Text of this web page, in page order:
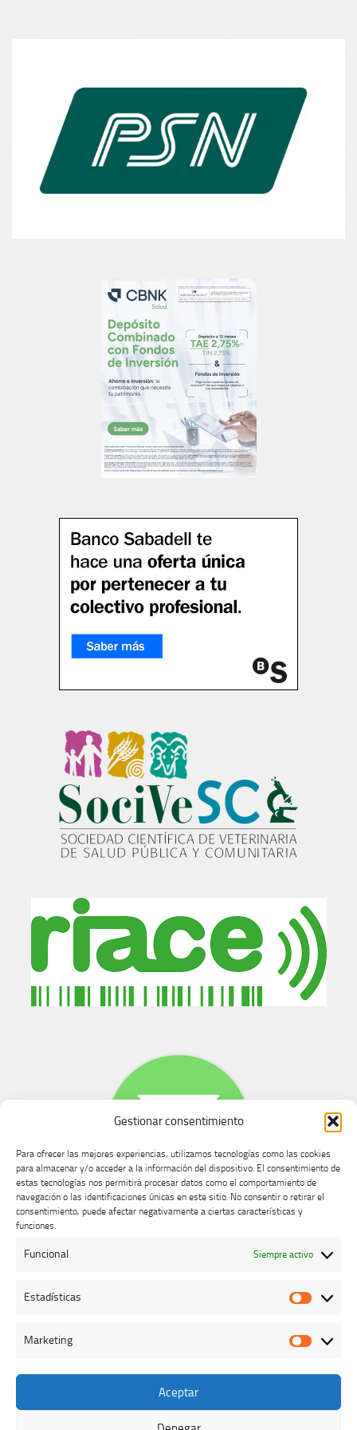
Gestionar consentimiento
Para ofrecer las mejores experiencias, utilizamos tecnologías como las cookies
para almacenar y/o acceder a la información del dispositivo. El consentimiento de
estas tecnologías nos permitirá procesar datos como el comportamiento de
navegación o las identificaciones únicas en este sitio. No consentir o retirar el
consentimiento, puede afectar negativamente a ciertas características y
funciones.
Funcional Siempre activo
Estadísticas
Marketing
Aceptar
Buzón de dudas, quejas y sugerencias
Colegio Oficial de Veterinarios de Cáceres © 2026. Todos los